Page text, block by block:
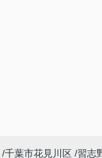
千葉市花見川区 習志